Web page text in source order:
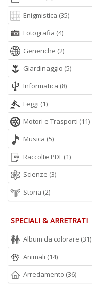
Enigmistica (35)
Fotografia (4)
Generiche (2)
Giardinaggio (5)
Informatica (8)
Leggi (1)
Motori e Trasporti (11)
Musica (5)
Raccolte PDF (1)
Scienze (3)
Storia (2)
SPECIALI & ARRETRATI
Album da colorare (31)
Animali (14)
Arredamento (36)